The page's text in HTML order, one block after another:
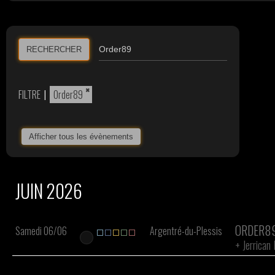
RECHERCHER
FILTRE | ×
Order89
Afficher tous les évènements
JUIN 2026
Samedi 06/06 Argentré-du-Plessis
+ Jerrican